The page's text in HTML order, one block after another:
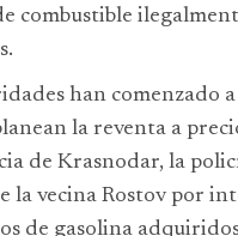
combustible
han comenzado
la reventa a
de Krasnodar, la
la vecina Rostov por
de gasolina